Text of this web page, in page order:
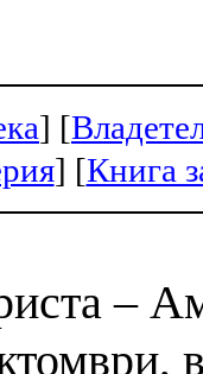
] [
] [Книга
–